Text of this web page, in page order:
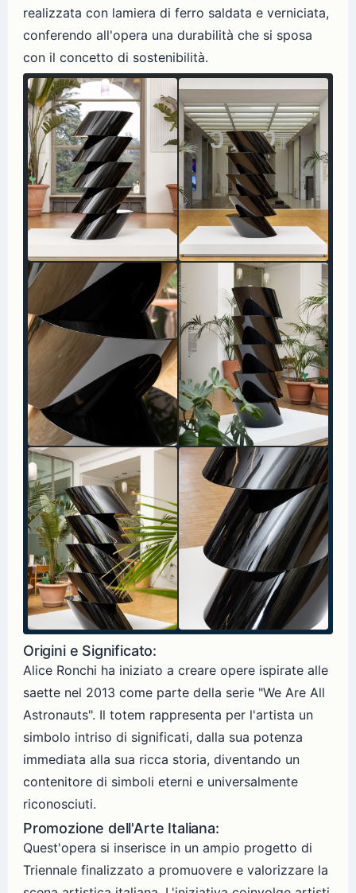
realizzata con lamiera di ferro saldata e verniciata,
conferendo all'opera una durabilità che si sposa
con il concetto di sostenibilità.
Origini e Significato:
Alice Ronchi ha iniziato a creare opere ispirate alle
saette nel 2013 come parte della serie "We Are All
Astronauts". Il totem rappresenta per l'artista un
simbolo intriso di significati, dalla sua potenza
immediata alla sua ricca storia, diventando un
contenitore di simboli eterni e universalmente
riconosciuti.
Promozione dell'Arte Italiana:
Quest'opera si inserisce in un ampio progetto di
Triennale finalizzato a promuovere e valorizzare la